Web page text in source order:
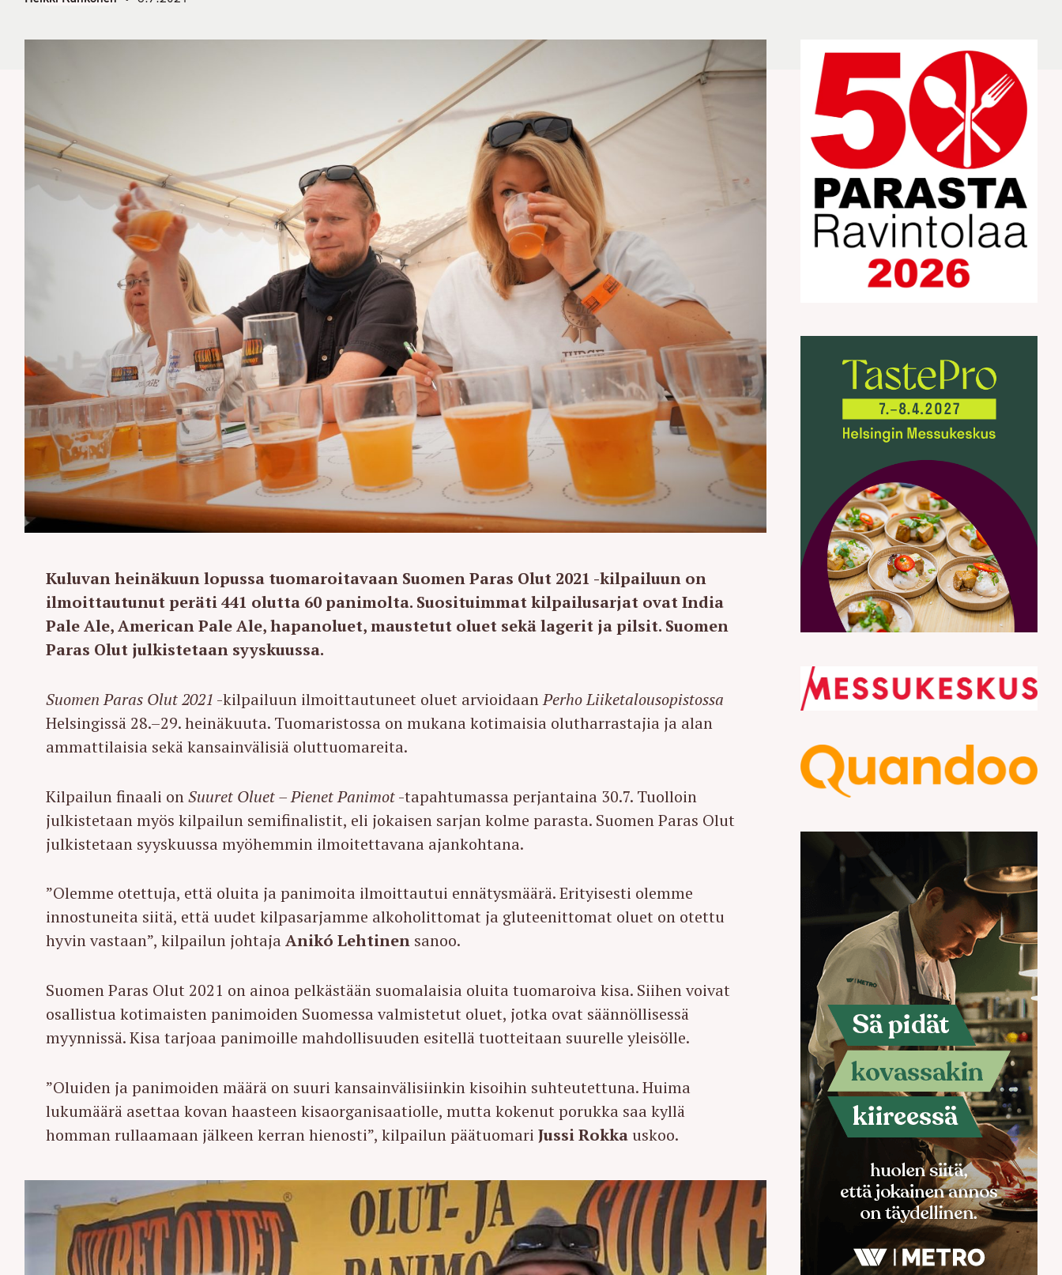
Kuluvan heinäkuun lopussa tuomaroitavaan Suomen Paras Olut 2021 -kilpailuun on
ilmoittautunut peräti 441 olutta 60 panimolta. Suosituimmat kilpailusarjat ovat India
Pale Ale, American Pale Ale, hapanoluet, maustetut oluet sekä lagerit ja pilsit. Suomen
Paras Olut julkistetaan syyskuussa.
Suomen Paras Olut 2021 -kilpailuun ilmoittautuneet oluet arvioidaanPerho Liiketalousopistossa
Helsingissä 28.–29. heinäkuuta. Tuomaristossa on mukana kotimaisia olutharrastajia ja alan
ammattilaisia sekä kansainvälisiä oluttuomareita.
Kilpailun finaali onSuuret Oluet – Pienet Panimot-tapahtumassa perjantaina 30.7. Tuolloin
julkistetaan myös kilpailun semifinalistit, eli jokaisen sarjan kolme parasta. Suomen Paras Olut
julkistetaan syyskuussa myöhemmin ilmoitettavana ajankohtana.
”Olemme otettuja, että oluita ja panimoita ilmoittautui ennätysmäärä. Erityisesti olemme
innostuneita siitä, että uudet kilpasarjamme alkoholittomat ja gluteenittomat oluet on otettu
hyvin vastaan”, kilpailun johtajaAnikó Lehtinen sanoo.
Suomen Paras Olut 2021 on ainoa pelkästään suomalaisia oluita tuomaroiva kisa. Siihen voivat
osallistua kotimaisten panimoiden Suomessa valmistetut oluet, jotka ovat säännöllisessä
myynnissä. Kisa tarjoaa panimoille mahdollisuuden esitellä tuotteitaan suurelle yleisölle.
”Oluiden ja panimoiden määrä on suuri kansainvälisiinkin kisoihin suhteutettuna. Huima
lukumäärä asettaa kovan haasteen kisaorganisaatiolle, mutta kokenut porukka saa kyllä
homman rullaamaan jälkeen kerran hienosti”, kilpailun päätuomari Jussi Rokka uskoo.